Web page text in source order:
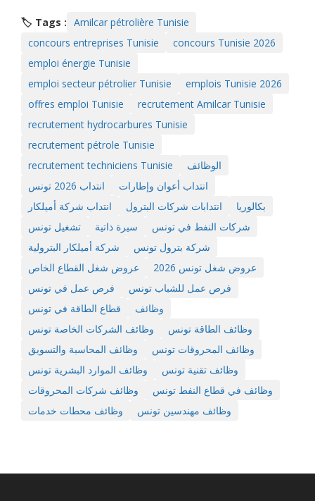
🏷️ Tags : Amilcar pétrolière Tunisie
concours entreprises Tunisie
concours Tunisie 2026
emploi énergie Tunisie
emploi secteur pétrolier Tunisie
emplois Tunisie 2026
offres emploi Tunisie
recrutement Amilcar Tunisie
recrutement hydrocarbures Tunisie
recrutement pétrole Tunisie
recrutement techniciens Tunisie
الوظائف
انتداب 2026 تونس
انتداب أعوان وإطارات
انتداب شركة أميلكار
انتدابات شركات البترول
بكالوريا
تشغيل تونس
سيرة ذاتية
شركات النفط في تونس
شركة أميلكار البترولية
شركة بترول تونس
عروض شغل القطاع الخاص
عروض شغل تونس 2026
فرص عمل في تونس
فرص عمل للشباب تونس
قطاع الطاقة في تونس
وظائف
وظائف الشركات الخاصة تونس
وظائف الطاقة تونس
وظائف المحاسبة والتسويق
وظائف المحروقات تونس
وظائف الموارد البشرية تونس
وظائف تقنية تونس
وظائف شركات المحروقات
وظائف في قطاع النفط تونس
وظائف محطات خدمات
وظائف مهندسين تونس